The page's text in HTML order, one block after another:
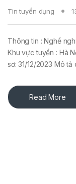
Tin tuyển dụng
Thông tin : Nghề
Khu vực tuyển : Hà
sơ: 31/12/2023 Mô
Read More